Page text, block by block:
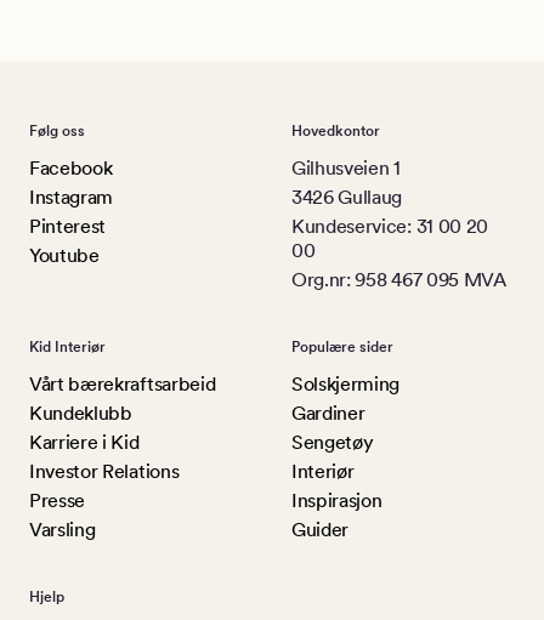
Følg oss
Facebook
Instagram
Pinterest
Youtube
Hovedkontor
Gilhusveien 1
3426 Gullaug
Kundeservice: 31 00 20
00
Org.nr: 958 467 095 MVA
Kid Interiør
Vårt bærekraftsarbeid
Kundeklubb
Karriere i Kid
Investor Relations
Presse
Varsling
Populære sider
Solskjerming
Gardiner
Sengetøy
Interiør
Inspirasjon
Guider
Hjelp